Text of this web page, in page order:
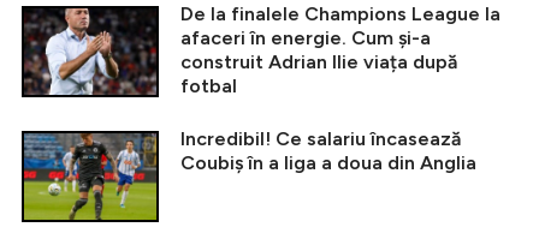
De la finalele Champions League la
afaceri în energie. Cum și-a
construit Adrian Ilie viața după
fotbal
Incredibil! Ce salariu încasează
Coubiș în a liga a doua din Anglia